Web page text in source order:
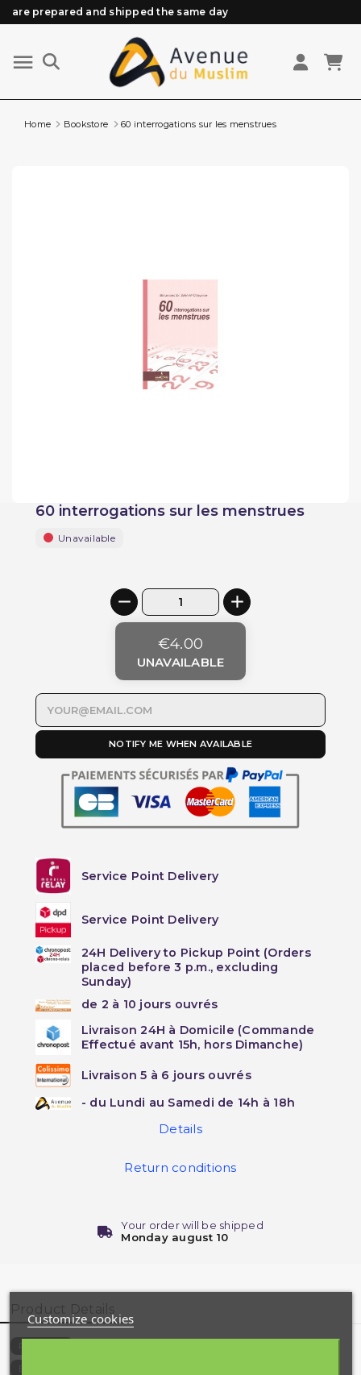
are prepared and shipped the same day
Need help? Check out our FAQ
Free delivery from 89€ purchase*
Orders placed before 3 PM (Mon to Fri)
Home Bookstore 60 interrogations sur les menstrues
60 interrogations sur les menstrues
Unavailable
€4.00
UNAVAILABLE
NOTIFY ME WHEN AVAILABLE
Service Point Delivery
Service Point Delivery
24H Delivery to Pickup Point (Orders
placed before 3 p.m., excluding
Sunday)
de 2 à 10 jours ouvrés
Livraison 24H à Domicile (Commande
Effectué avant 15h, hors Dimanche)
Livraison 5 à 6 jours ouvrés
- du Lundi au Samedi de 14h à 18h
Details
Return conditions
Your order will be shipped
Monday august 10
Product Details
Reference
EAN13
Customize cookies